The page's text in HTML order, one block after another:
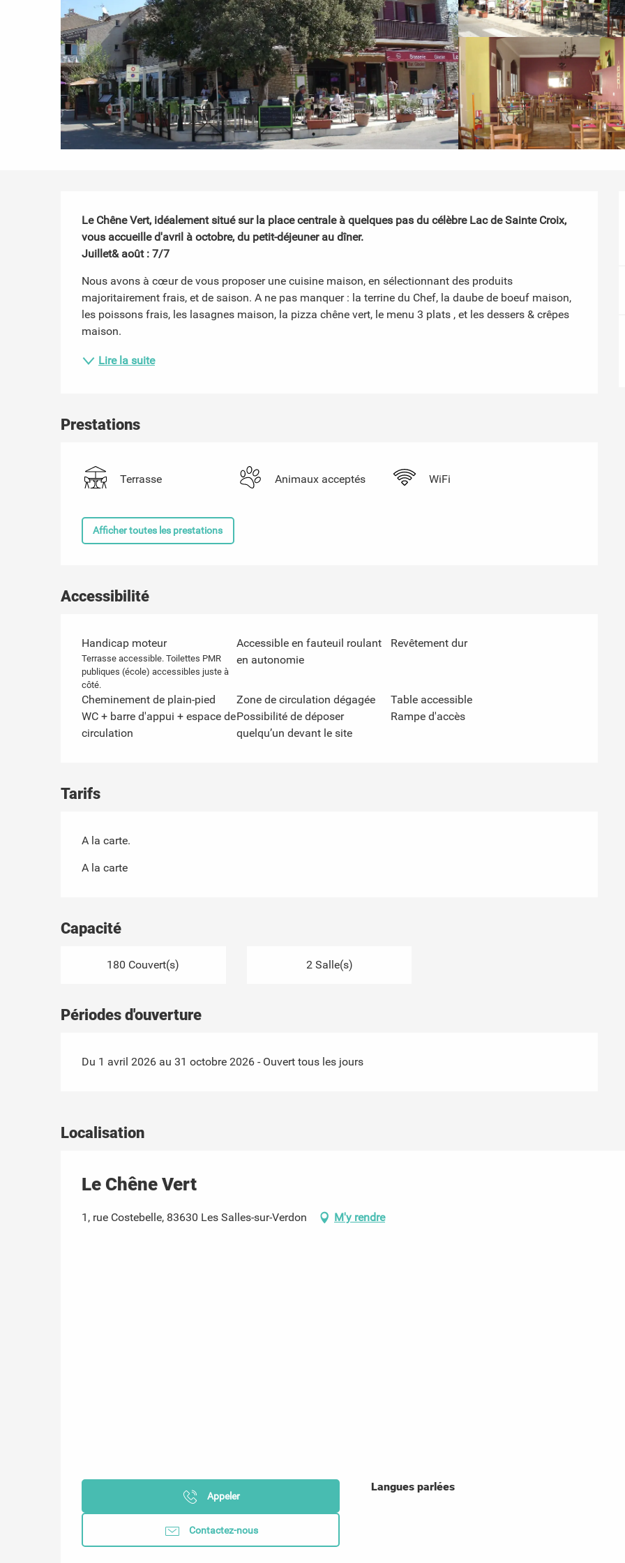
Description
Le Chêne Vert, idéalement situé sur la place centrale à quelques pas du célèbre Lac de Sainte Croix,
vous accueille d'avril à octobre, du petit-déjeuner au dîner.
Juillet& août : 7/7
Nous avons à cœur de vous proposer une cuisine maison, en sélectionnant des produits
majoritairement frais, et de saison. A ne pas manquer : la terrine du Chef, la daube de boeuf maison,
les poissons frais, les lasagnes maison, la pizza chêne vert, le menu 3 plats , et les dessers & crêpes
maison.
Lire la suite
Prestations
Terrasse Animaux acceptés WiFi
Afficher toutes les prestations
Accessibilité
Handicap moteur
Terrasse accessible. Toilettes PMR
publiques (école) accessibles juste à
côté.
Accessible en fauteuil roulant
en autonomie
Revêtement dur
Cheminement de plain-pied Zone de circulation dégagée
Table accessible
WC + barre d'appui + espace de
circulation
Possibilité de déposer
quelqu’un devant le site
Rampe d'accès
Tarifs
A la carte.
A la carte
Capacité
180 Couvert(s) 2 Salle(s)
Périodes d'ouverture
Du 1 avril 2026 au 31 octobre 2026 - Ouvert tous les jours
Localisation
Le Chêne Vert
1, rue Costebelle, 83630 Les Salles-sur-Verdon M'y rendre
Appeler
Contactez-nous
Langues parlées
Langues parlées